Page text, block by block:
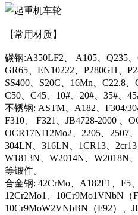
【常用材质】
碳钢:A350LF2、 A105、Q235
GR65、EN10222、P280GH、
SS400、S20C、16Mn、C22.8、
C50、C45、10#、20#、35#、
不锈钢: ASTM、A182、F304/
F310、 F321、JB4728-2000 、
OCR17NI12Mo2、2205、2507
304LN、316LN、1CR13、2cr13
W1813N、W2014N、W2018N
等锻件。
合金钢: 42CrMo、A182F1、F5
12Cr2Mo1、10Cr9Mo1VNbN（
10Cr9MoW2VNbBN（F92）、